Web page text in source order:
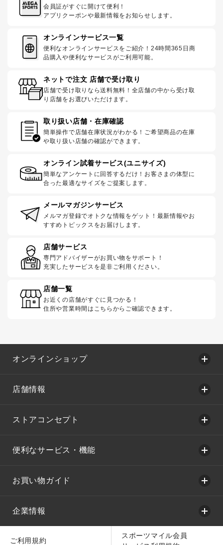
会員証がすぐに開けて便利！
アプリクーポンや最新情報をお知らせします。
オンラインサービス一覧
便利なオンラインサービスをご紹介！24時間365日商
品購入や便利なサービスがご利用可能。
ネットで注文 店舗で受け取り
店舗で受け取りなら送料無料！全店舗の中から受け取
り店舗をお選びいただけます。
取り扱い店舗・在庫確認
簡単操作で店舗在庫状況がわかる！ご希望商品の在庫
や取り扱い店舗の確認ができます。
オンライン試着サービス(ユニサイズ)
簡単なアンケートに回答するだけ！お客さまの体型に
合った最適なサイズをご提案します。
メールマガジンサービス
メルマガ登録でオトクな情報をゲット！最新情報やお
すすめトピックスをお届けします。
店舗サービス
専門アドバイザーがお買い物をサポート！
充実したサービスを是非ご利用ください。
店舗一覧
お近くの店舗がすぐに見つかる！
住所や営業時間はこちらからご確認できます。
オンラインショップ
店舗情報
ストアコンセプト
便利なサービス・機能
お買い物ガイド
企業情報
ご利用規約
スポーツマイル会員